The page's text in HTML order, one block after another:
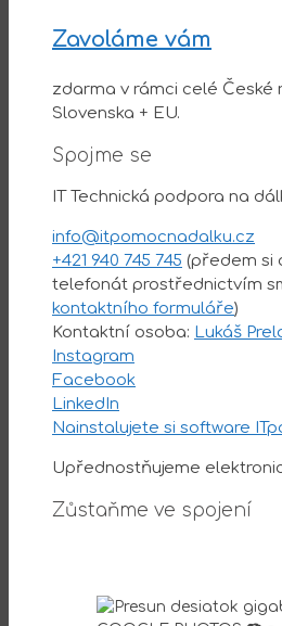
Zavoláme vám
zdarma v rámci celé České
Slovenska + EU.
Spojme se
IT Technická podpora na
info@itpomocnadalku.cz
+421 940 745 745 (předem si
telefonát prostřednictvím
kontaktního formuláře)
Kontaktní osoba: Lukáš
Instagram
Facebook
LinkedIn
Nainstalujete si software
Upřednostňujeme
Zůstaňme ve spojení